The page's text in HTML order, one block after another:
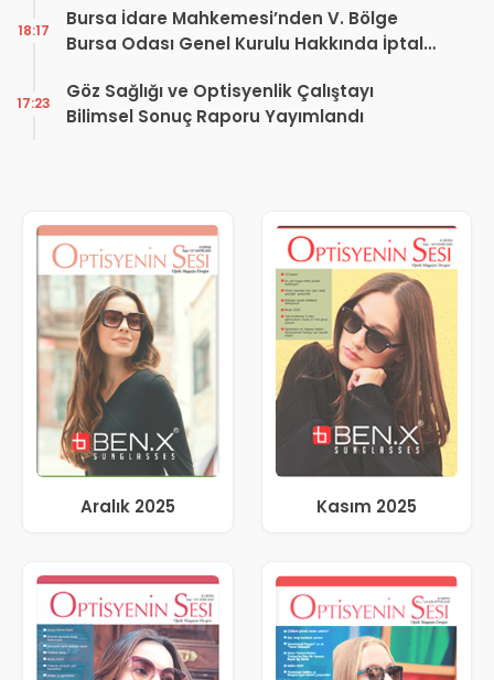
Bursa İdare Mahkemesi’nden V. Bölge
Bursa Odası Genel Kurulu Hakkında İptal
18:17
Göz Sağlığı ve Optisyenlik Çalıştayı
Bilimsel Sonuç Raporu Yayımlandı
17:23
Aralık 2025 Kasım 2025